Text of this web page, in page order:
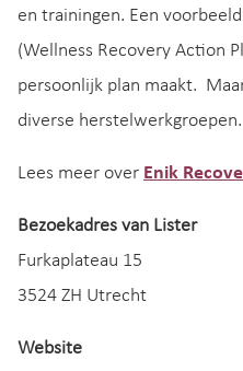
en trainingen. Een
(Wellness Recovery Action
persoonlijk plan maakt.
diverse herstelwerkgroepen.
Lees meer over Enik
Bezoekadres van Lister
Furkaplateau 15
3524 ZH Utrecht
Website